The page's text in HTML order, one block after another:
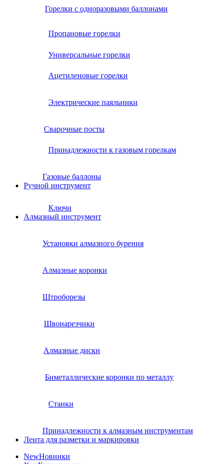
Горелки с одноразовыми баллонами
Пропановые горелки
Универсальные горелки
Ацетиленовые горелки
Электрические паяльники
Сварочные посты
Принадлежности к газовым горелкам
Газовые баллоны
Ручной инструмент
Ключи
Алмазный инструмент
Установки алмазного бурения
Алмазные коронки
Штроборезы
Швонарезчики
Алмазные диски
Биметаллические коронки по металлу
Станки
Принадлежности к алмазным инструментам
Лента для разметки и маркировки
NewНовинки